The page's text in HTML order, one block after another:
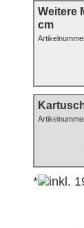
Weitere
cm
*